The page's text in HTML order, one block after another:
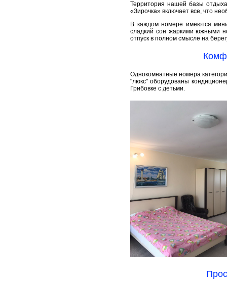
Территория нашей базы отдыха
«Зирочка» включает все, что
В каждом номере имеются
сладкий сон жаркими южными
отпуск в полном смысле на
Однокомнатные номера
"люкс" оборудованы
Грибовке с детьми.